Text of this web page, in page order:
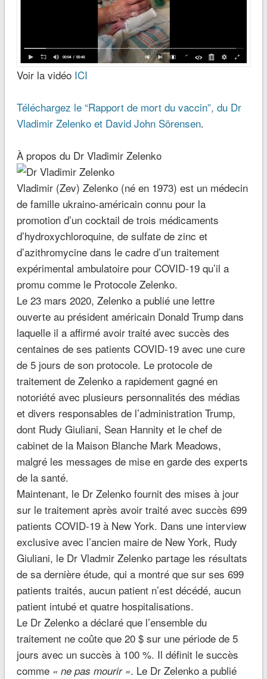
Voir la vidéo ICI
Téléchargez le “Rapport de mort du vaccin”, du Dr
Vladimir Zelenko et David John Sörensen.
À propos du Dr Vladimir Zelenko
Vladimir (Zev) Zelenko (né en 1973) est un médecin
de famille ukraino-américain connu pour la
promotion d’un cocktail de trois médicaments
d’hydroxychloroquine, de sulfate de zinc et
d’azithromycine dans le cadre d’un traitement
expérimental ambulatoire pour COVID-19 qu’il a
promu comme le Protocole Zelenko.
Le 23 mars 2020, Zelenko a publié une lettre
ouverte au président américain Donald Trump dans
laquelle il a affirmé avoir traité avec succès des
centaines de ses patients COVID-19 avec une cure
de 5 jours de son protocole. Le protocole de
traitement de Zelenko a rapidement gagné en
notoriété avec plusieurs personnalités des médias
et divers responsables de l’administration Trump,
dont Rudy Giuliani, Sean Hannity et le chef de
cabinet de la Maison Blanche Mark Meadows,
malgré les messages de mise en garde des experts
de la santé.
Maintenant, le Dr Zelenko fournit des mises à jour
sur le traitement après avoir traité avec succès 699
patients COVID-19 à New York. Dans une interview
exclusive avec l’ancien maire de New York, Rudy
Giuliani, le Dr Vladmir Zelenko partage les résultats
de sa dernière étude, qui a montré que sur ses 699
patients traités, aucun patient n’est décédé, aucun
patient intubé et quatre hospitalisations.
Le Dr Zelenko a déclaré que l’ensemble du
traitement ne coûte que 20 $ sur une période de 5
jours avec un succès à 100 %. Il définit le succès
comme « ne pas mourir ». Le Dr Zelenko a publié